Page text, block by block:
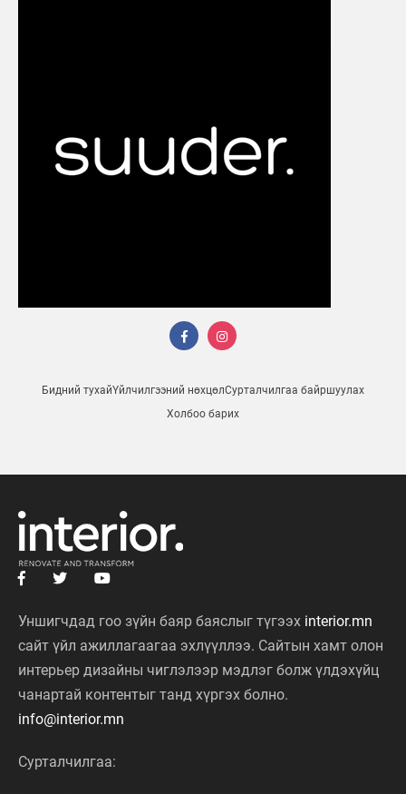
Бидний тухайҮйлчилгээний нөхцөлСурталчилгаа байршуулах
Холбоо барих
Уншигчдад гоо зүйн баяр баяслыг түгээх interior.mn
сайт үйл ажиллагаагаа эхлүүллээ. Сайтын хамт олон
интерьер дизайны чиглэлээр мэдлэг болж үлдэхүйц
чанартай контентыг танд хүргэх болно.
info@interior.mn
Сурталчилгаа: